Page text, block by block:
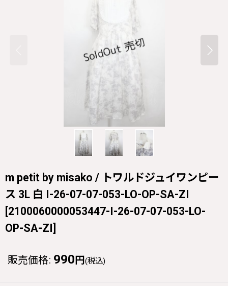
m petit by misako / トワルドジュイワンピー
ス 3L 白 I-26-07-07-053-LO-OP-SA-ZI
[2100060000053447-I-26-07-07-053-LO-
OP-SA-ZI]
販売価格: 990 円 (税込)